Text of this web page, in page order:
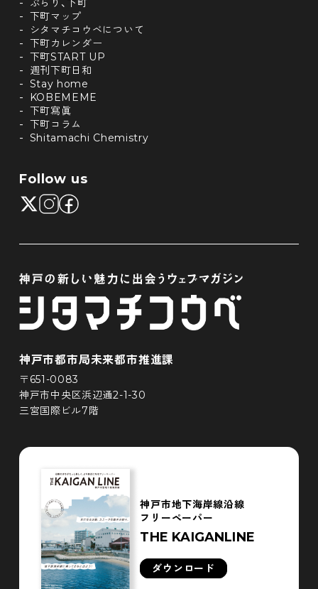
ぶらり、下町
下町マップ
シタマチコウベについて
下町カレンダー
下町START UP
週刊下町日和
Stay home
KOBEMEME
下町寫眞
下町コラム
Shitamachi Chemistry
Follow us
神戸市都市局未来都市推進課
〒651-0083
神戸市中央区浜辺通2-1-30
三宮国際ビル7階
神戸市地下海岸線沿線
フリーペーパー
THE KAIGANLINE
ダウンロード